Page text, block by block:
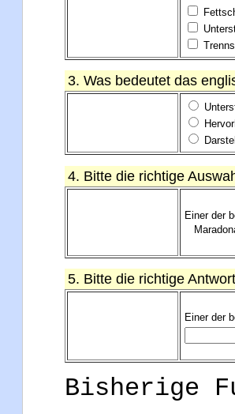
3. Was bedeutet das
4. Bitte die richtige
Einer der
5. Bitte die richtige
Einer der
Bisherige